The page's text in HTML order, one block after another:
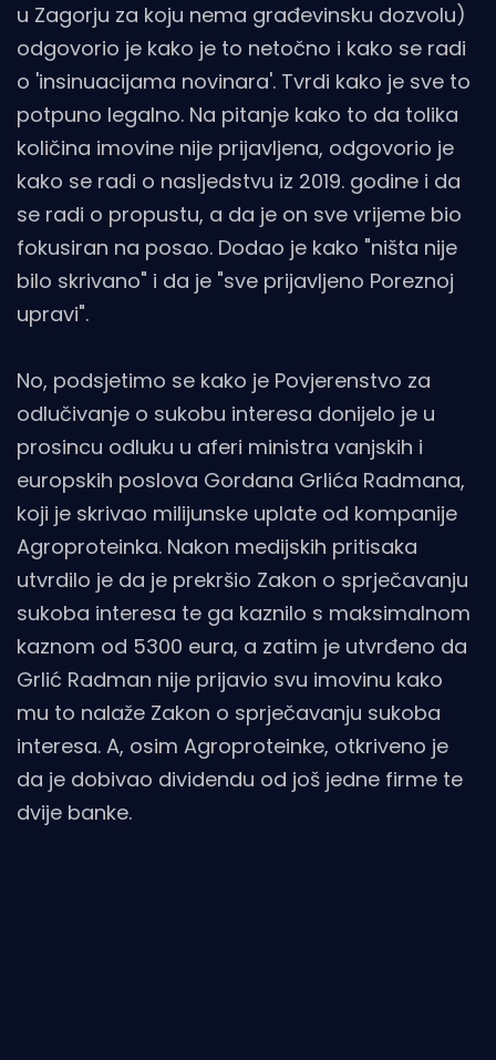
u Zagorju za koju nema građevinsku dozvolu)
odgovorio je kako je to netočno i kako se radi
o 'insinuacijama novinara'. Tvrdi kako je sve to
potpuno legalno. Na pitanje kako to da tolika
količina imovine nije prijavljena, odgovorio je
kako se radi o nasljedstvu iz 2019. godine i da
se radi o propustu, a da je on sve vrijeme bio
fokusiran na posao. Dodao je kako "ništa nije
bilo skrivano" i da je "sve prijavljeno Poreznoj
upravi".
No, podsjetimo se kako je Povjerenstvo za
odlučivanje o sukobu interesa donijelo je u
prosincu odluku u aferi ministra vanjskih i
europskih poslova Gordana Grlića Radmana,
koji je skrivao milijunske uplate od kompanije
Agroproteinka. Nakon medijskih pritisaka
utvrdilo je da je prekršio Zakon o sprječavanju
sukoba interesa te ga kaznilo s maksimalnom
kaznom od 5300 eura, a zatim je utvrđeno da
Grlić Radman nije prijavio svu imovinu kako
mu to nalaže Zakon o sprječavanju sukoba
interesa. A, osim Agroproteinke, otkriveno je
da je dobivao dividendu od još jedne firme te
dvije banke.